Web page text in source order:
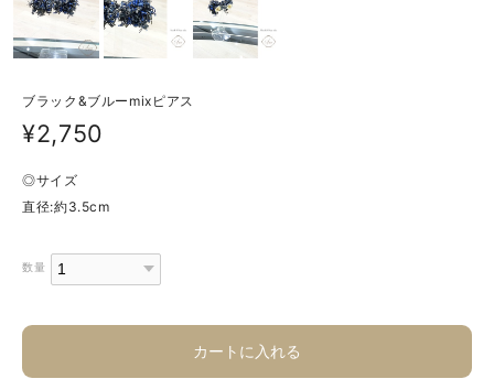
ブラック&ブルーmixピアス
¥2,750
◎サイズ
直径:約3.5cm
数量
カートに入れる